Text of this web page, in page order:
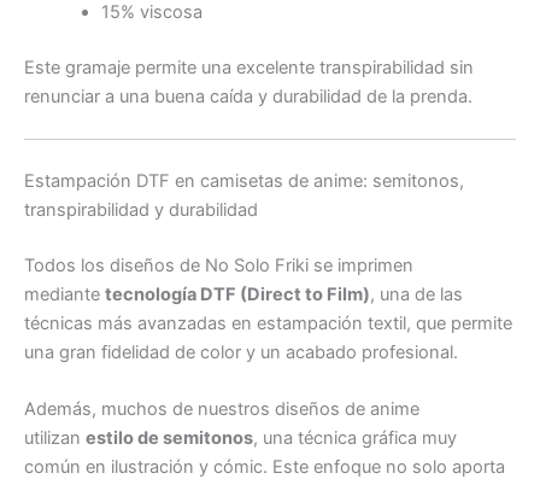
15% viscosa
Este gramaje permite una excelente transpirabilidad sin
renunciar a una buena caída y durabilidad de la prenda.
Estampación DTF en camisetas de anime: semitonos,
transpirabilidad y durabilidad
Todos los diseños de No Solo Friki se imprimen
mediante tecnología DTF (Direct to Film), una de las
técnicas más avanzadas en estampación textil, que permite
una gran fidelidad de color y un acabado profesional.
Además, muchos de nuestros diseños de anime
utilizan estilo de semitonos, una técnica gráfica muy
común en ilustración y cómic. Este enfoque no solo aporta